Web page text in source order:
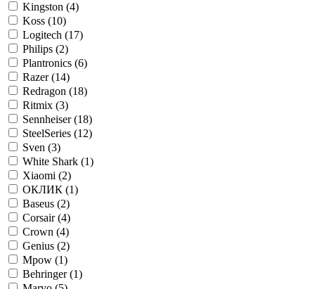
Kingston (4)
Koss (10)
Logitech (17)
Philips (2)
Plantronics (6)
Razer (14)
Redragon (18)
Ritmix (3)
Sennheiser (18)
SteelSeries (12)
Sven (3)
White Shark (1)
Xiaomi (2)
ОКЛИК (1)
Baseus (2)
Corsair (4)
Crown (4)
Genius (2)
Mpow (1)
Behringer (1)